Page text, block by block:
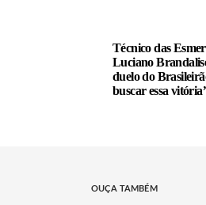
Técnico das
Luciano
duelo do
buscar essa
OUÇA TAMBÉM